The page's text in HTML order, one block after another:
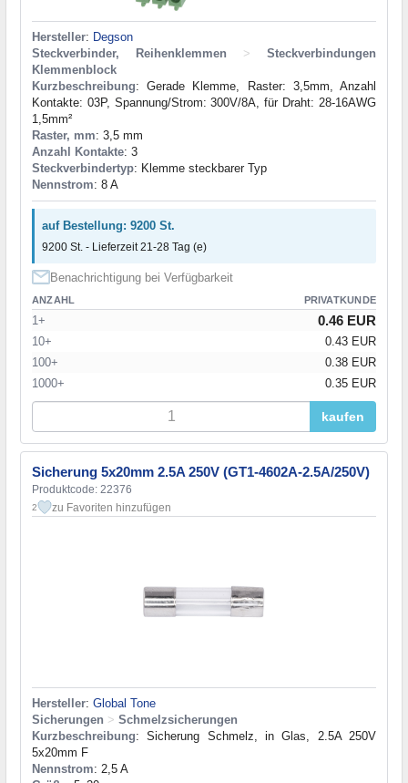
Hersteller: Degson
Steckverbinder, Reihenklemmen
>
Steckverbindungen
Klemmenblock
Kurzbeschreibung: Gerade Klemme, Raster: 3,5mm, Anzahl
Kontakte: 03P, Spannung/Strom: 300V/8A, für Draht: 28-16AWG
1,5mm²
Raster, mm: 3,5 mm
Anzahl Kontakte: 3
Steckverbindertyp: Klemme steckbarer Typ
Nennstrom: 8 A
auf Bestellung: 9200 St.
9200 St. - Lieferzeit 21-28 Tag (e)
Benachrichtigung bei Verfügbarkeit
ANZAHL PRIVATKUNDE
1+ 0.46 EUR
10+
0.43 EUR
100+
0.38 EUR
1000+
0.35 EUR
kaufen
Sicherung 5x20mm 2.5A 250V (GT1-4602A-2.5A/250V)
Produktcode: 22376
2 zu Favoriten hinzufügen
Hersteller: Global Tone
Sicherungen > Schmelzsicherungen
Kurzbeschreibung: Sicherung Schmelz, in Glas, 2.5A 250V
5x20mm F
Nennstrom: 2,5 A